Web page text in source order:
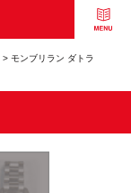
> モンブリラン ダトラ